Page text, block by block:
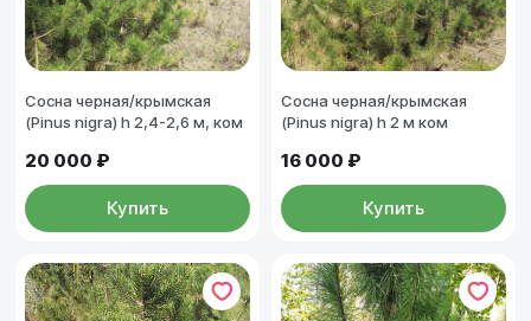
Сосна черная/крымская
(Pinus nigra) h 2,4-2,6 м, ком
20 000 ₽
Купить
Сосна черная/крымская
(Pinus nigra) h 2 м ком
16 000 ₽
Купить